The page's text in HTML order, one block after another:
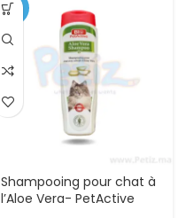
-30%
Shampooing pour chat à
l’Aloe Vera- PetActive